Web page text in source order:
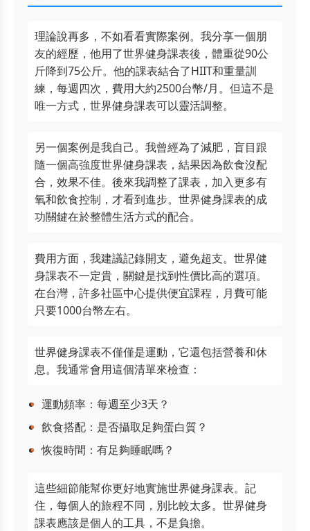
理論說再多，不如看看實際案例。我分享一個朋
友的經歷，他用了世界健身課表後，體重從90公
斤降到75公斤。他的課表結合了HIIT和重量訓
練，每週四次，費用大約2500台幣/月。但這不是
唯一方式，世界健身課表可以靈活調整。
另一個案例是我自己。我曾經為了減肥，盲目跟
隨一個高強度世界健身課表，結果因為飲食沒配
合，效果不佳。後來我調整了課表，加入更多有
氧和飲食控制，才看到進步。世界健身課表的成
功關鍵在於整體生活方式的配合。
費用方面，我建議記錄開支，避免超支。世界健
身課表不一定貴，關鍵是找到性價比高的選項。
在台灣，許多社區中心提供便宜課程，月費可能
只要1000台幣左右。
世界健身課表不僅僅是運動，它還包括營養和休
息。我通常會用這個清單來檢查：
運動頻率：每週至少3天？
飲食搭配：是否攝取足夠蛋白質？
恢復時間：有足夠睡眠嗎？
這些細節能幫你更好地實施世界健身課表。記
住，每個人的旅程不同，別比較太多。世界健身
課表應該是個人的工具，不是負擔。